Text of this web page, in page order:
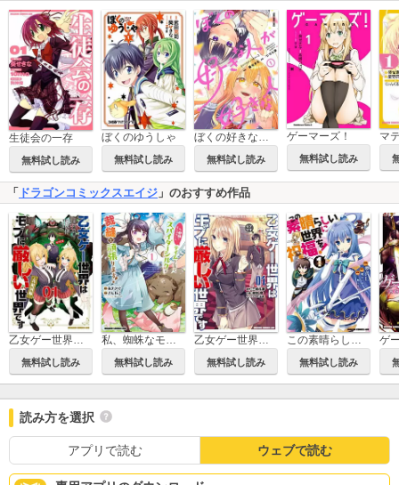
生徒会の一存
無料試し読み
ぼくのゆうしゃ
無料試し読み 無料試し読み
ゲーマーズ！
無料試し読み
「 ドラゴンコミックスエイジ 」のおすすめ作品
乙女ゲー世界はモブに厳しい世界です【共和国編】
無料試し読み
私、蜘蛛なモンスターをテイムしたので、スパイダーシルクで裁縫を頑張ります！
無料試し読み
乙女ゲー世界はモブに厳しい世界です
無料試し読み 無料試し読み
読み方を選択
アプリで読む ウェブで読む